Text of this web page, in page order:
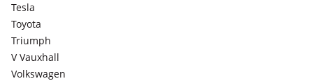
Tesla
Toyota
Triumph
V Vauxhall
Volkswagen